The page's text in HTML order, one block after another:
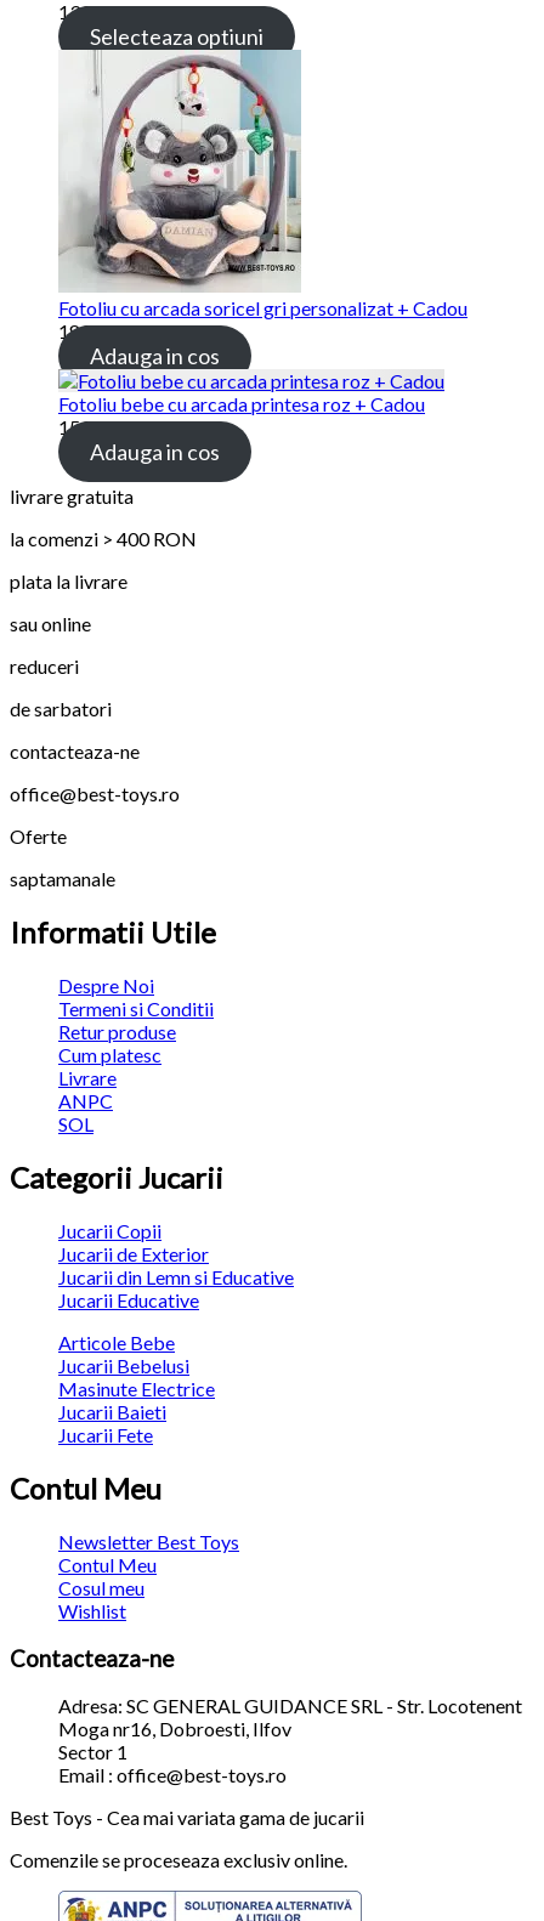
139.00 lei
Selecteaza optiuni
Fotoliu cu arcada soricel gri personalizat + Cadou
189.00 lei
Adauga in cos
Fotoliu bebe cu arcada printesa roz + Cadou
159.00 lei
Adauga in cos
livrare gratuita
la comenzi > 400 RON
plata la livrare
sau online
reduceri
de sarbatori
contacteaza-ne
office@best-toys.ro
Oferte
saptamanale
Informatii Utile
Despre Noi
Termeni si Conditii
Retur produse
Cum platesc
Livrare
ANPC
SOL
Categorii Jucarii
Jucarii Copii
Jucarii de Exterior
Jucarii din Lemn si Educative
Jucarii Educative
Articole Bebe
Jucarii Bebelusi
Masinute Electrice
Jucarii Baieti
Jucarii Fete
Contul Meu
Newsletter Best Toys
Contul Meu
Cosul meu
Wishlist
Contacteaza-ne
Adresa: SC GENERAL GUIDANCE SRL - Str. Locotenent
Moga nr16, Dobroesti, Ilfov
Sector 1
Email : office@best-toys.ro
Best Toys - Cea mai variata gama de jucarii
Comenzile se proceseaza exclusiv online.